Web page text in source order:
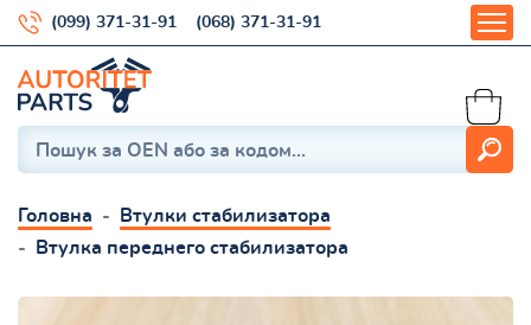
(099) 371-31-91 (068) 371-31-91
Головна
Втулки стабилизатора
Втулка переднего стабилизатора